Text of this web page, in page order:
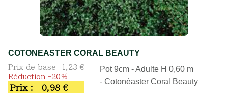
COTONEASTER CORAL BEAUTY
Prix de base
1,23 €
Réduction -20%
Prix : 0,98 €
Pot 9cm - Adulte H 0,60 m
- Cotonéaster Coral Beauty